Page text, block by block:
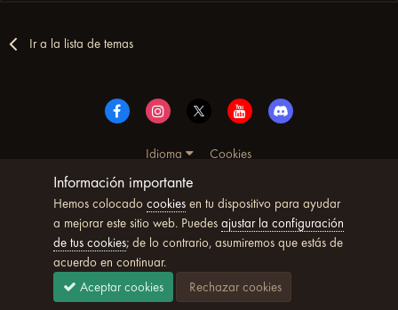
Ir a la lista de temas
Idioma
Cookies
© Copyright UltimoWoW™ 2025. Todos los derechos
reservados
Powered by Invision Community
Información importante
Hemos colocado cookiesen tu dispositivo para ayudar
a mejorar este sitio web. Puedes ajustar la configuración
de tus cookies; de lo contrario, asumiremos que estás de
acuerdo en continuar.
Aceptar cookies
Rechazar cookies